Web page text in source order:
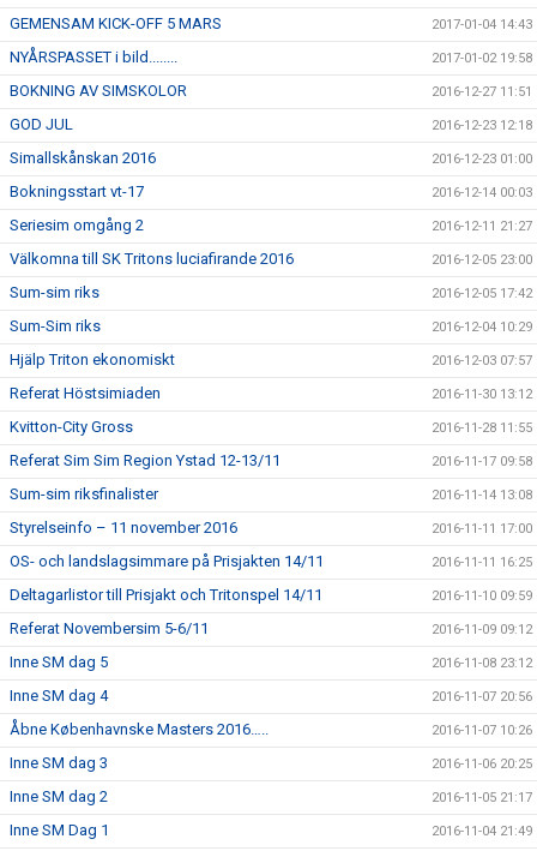
GEMENSAM KICK-OFF 5 MARS 2017-01-04 14:43
NYÅRSPASSET i bild........ 2017-01-02 19:58
BOKNING AV SIMSKOLOR 2016-12-27 11:51
GOD JUL 2016-12-23 12:18
Simallskånskan 2016 2016-12-23 01:00
Bokningsstart vt-17 2016-12-14 00:03
Seriesim omgång 2 2016-12-11 21:27
Välkomna till SK Tritons luciafirande 2016 2016-12-05 23:00
Sum-sim riks 2016-12-05 17:42
Sum-Sim riks 2016-12-04 10:29
Hjälp Triton ekonomiskt 2016-12-03 07:57
Referat Höstsimiaden 2016-11-30 13:12
Kvitton-City Gross 2016-11-28 11:55
Referat Sim Sim Region Ystad 12-13/11 2016-11-17 09:58
Sum-sim riksfinalister 2016-11-14 13:08
Styrelseinfo – 11 november 2016 2016-11-11 17:00
OS- och landslagsimmare på Prisjakten 14/11 2016-11-11 16:25
Deltagarlistor till Prisjakt och Tritonspel 14/11 2016-11-10 09:59
Referat Novembersim 5-6/11 2016-11-09 09:12
Inne SM dag 5 2016-11-08 23:12
Inne SM dag 4 2016-11-07 20:56
Åbne Københavnske Masters 2016….. 2016-11-07 10:26
Inne SM dag 3 2016-11-06 20:25
Inne SM dag 2 2016-11-05 21:17
Inne SM Dag 1 2016-11-04 21:49